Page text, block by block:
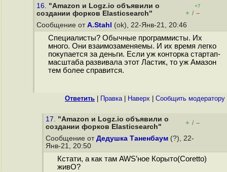
16. "Amazon и Logz.io объявили о
создании форков Elasticsearch"
+7
+ / –
Сообщение от A.Stahl (ok), 22-Янв-21, 20:46
Специалисты? Обычные программисты. Их
много. Они взаимозаменяемы. И их время легко
покупается за деньги. Если уж конторка стартап-
масштаба развивала этот Ластик, то уж Амазон
тем более справится.
Ответить Правка| Наверх Cообщить модератору
17. "Amazon и Logz.io объявили о
создании форков Elasticsearch"
+ / –
Сообщение от Дедушка Таненбаум (?), 22-
Янв-21, 20:50
Кстати, а как там AWS’ное Корыто(Coretto)
живО?